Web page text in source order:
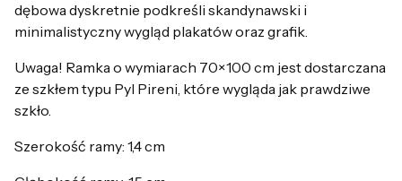
dębowa dyskretnie podkreśli skandynawski i
minimalistyczny wygląd plakatów oraz grafik.
Uwaga! Ramka o wymiarach 70×100 cm jest dostarczana
ze szkłem typu Pyl Pireni, które wygląda jak prawdziwe
szkło.
Szerokość ramy: 1,4 cm